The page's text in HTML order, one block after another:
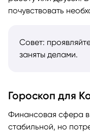
почувствовать
Совет:
заняты делами.
Гороскоп для
Финансовая сфера в
стабильной, но